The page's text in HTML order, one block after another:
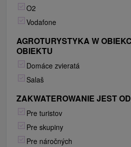
O2
Vodafone
AGROTURYSTYKA W
OBIEKTU
Domáce zvieratá
Salaš
ZAKWATEROWANIE JEST
Pre turistov
Pre skupiny
Pre náročných